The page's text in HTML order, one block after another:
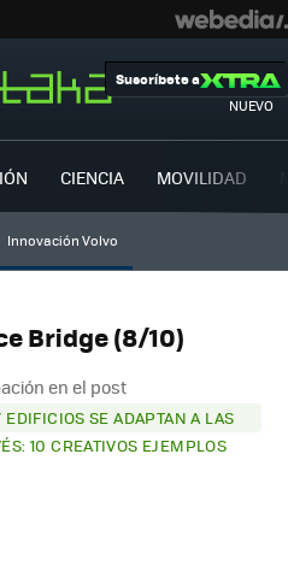
NUEVO
Suscríbete a
CIENCIA MOVILIDAD
Innovación Volvo
Bridge (8/10)
en el post
SE ADAPTAN A LAS
10 CREATIVOS EJEMPLOS